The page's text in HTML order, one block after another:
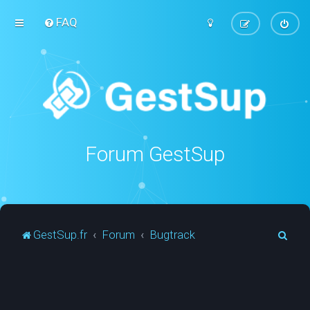
FAQ
Forum GestSup
GestSup.fr Forum Bugtrack